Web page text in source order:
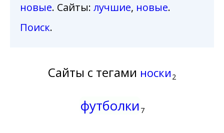
новые. Сайты: лучшие, новые.
Поиск.
Сайты с тегами носки 2
футболки 7